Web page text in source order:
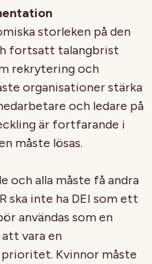
storleken på den
fortsatt talangbrist
rekrytering och
organisationer stärka
och ledare på
är fortfarande i
måste lösas.
och alla måste få andra
ska inte ha DEI som ett
användas som en
vara en
Kvinnor måste